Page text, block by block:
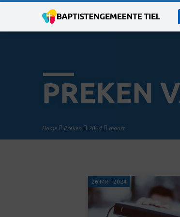
PREKEN
Home Preken 2024 maart
PREKEN
26 MRT 2024